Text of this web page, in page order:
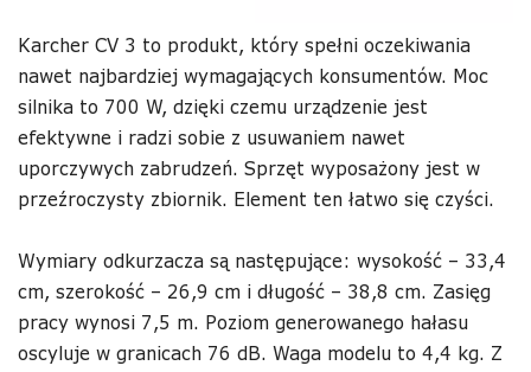
Karcher CV 3 to produkt, który spełni oczekiwania
nawet najbardziej wymagających konsumentów. Moc
silnika to 700 W, dzięki czemu urządzenie jest
efektywne i radzi sobie z usuwaniem nawet
uporczywych zabrudzeń. Sprzęt wyposażony jest w
przeźroczysty zbiornik. Element ten łatwo się czyści.
Wymiary odkurzacza są następujące: wysokość – 33,4
cm, szerokość – 26,9 cm i długość – 38,8 cm. Zasięg
pracy wynosi 7,5 m. Poziom generowanego hałasu
oscyluje w granicach 76 dB. Waga modelu to 4,4 kg. Z